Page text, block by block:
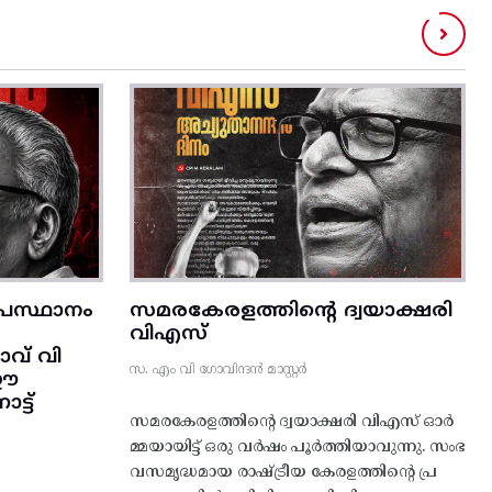
വി
സമരകേരളത്തിൻ്റെ ദ്വയാക്ഷരി
വിഎസ്
സ. എം വി ഗോവിന്ദൻ മാസ്റ്റർ
സമരകേരളത്തിൻ്റെ ദ്വയാക്ഷരി വിഎസ് ഓർ
മ്മയായിട്ട് ഒരു വർഷം പൂർത്തിയാവുന്നു. സംഭ
വസമൃദ്ധമായ രാഷ്ട്രീയ കേരളത്തിന്റെ പ്ര